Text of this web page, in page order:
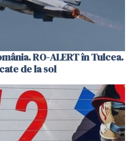
RO-ALERT în Tulcea.
de la sol